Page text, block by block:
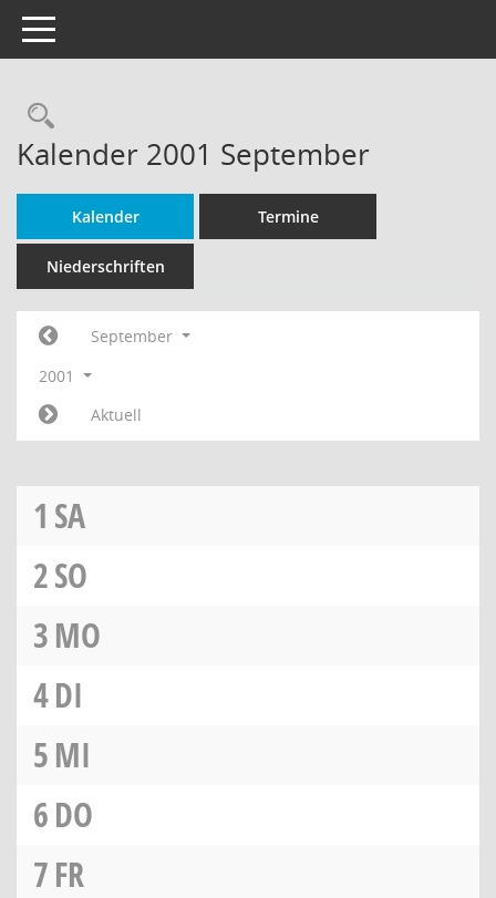
Toggle navigation
Rechercheauswahl
Kalender 2001 September
Kalender Termine
Niederschriften
September
2001
Aktuell
1 SA
2SO
3MO
4DI
5MI
6DO
7FR